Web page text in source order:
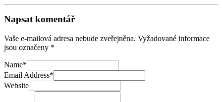
Napsat komentář
Vaše e-mailová adresa nebude zveřejněna. Vyžadované informace
jsou označeny *
Name*
Email Address*
Website